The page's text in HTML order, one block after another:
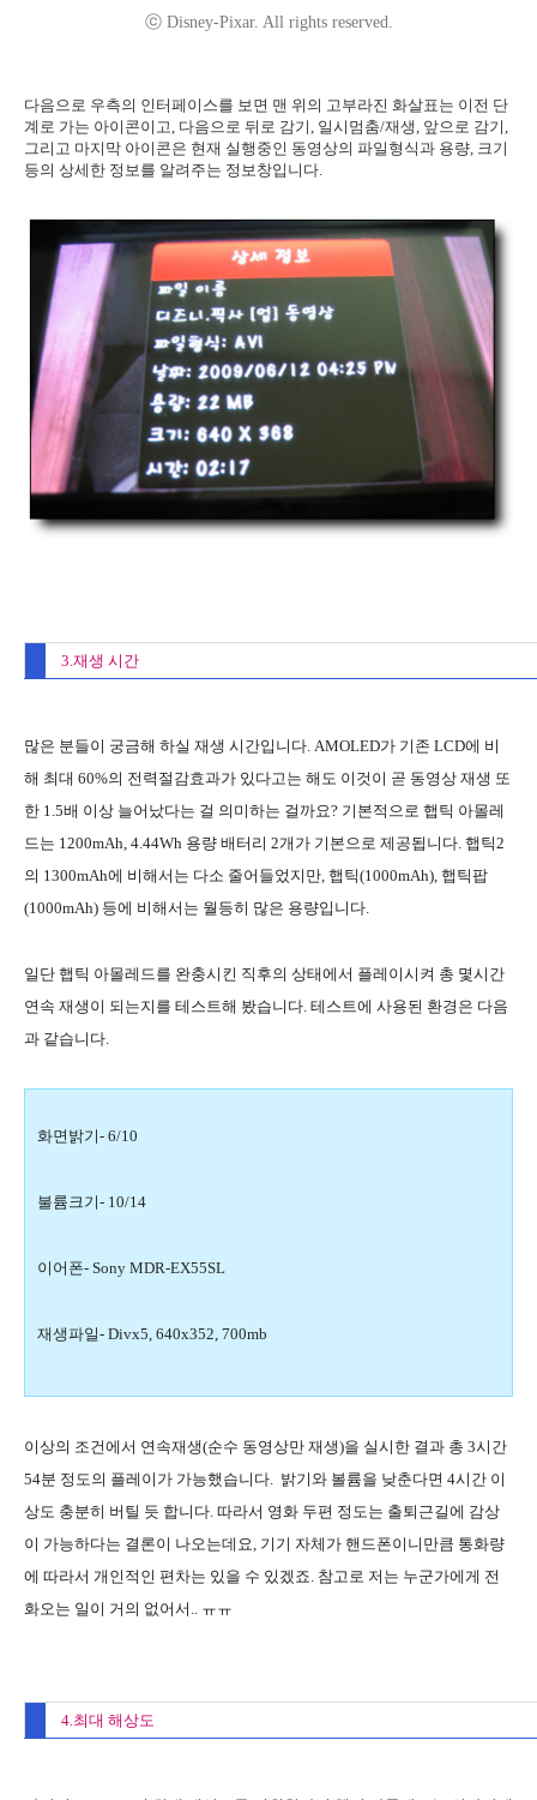
ⓒ Disney-Pixar. All rights reserved.
다음으로 우측의 인터페이스를 보면 맨 위의 고부라진 화살표는 이전 단
계로 가는 아이콘이고, 다음으로 뒤로 감기, 일시멈춤/재생, 앞으로 감기,
그리고 마지막 아이콘은 현재 실행중인 동영상의 파일형식과 용량, 크기
등의 상세한 정보를 알려주는 정보창입니다.
3.재생 시간
많은 분들이 궁금해 하실 재생 시간입니다. AMOLED가 기존 LCD에 비
해 최대 60%의 전력절감효과가 있다고는 해도 이것이 곧 동영상 재생 또
한 1.5배 이상 늘어났다는 걸 의미하는 걸까요? 기본적으로 햅틱 아몰레
드는 1200mAh, 4.44Wh 용량 배터리 2개가 기본으로 제공됩니다. 햅틱2
의 1300mAh에 비해서는 다소 줄어들었지만, 햅틱(1000mAh), 햅틱팝
(1000mAh) 등에 비해서는 월등히 많은 용량입니다.
일단 햅틱 아몰레드를 완충시킨 직후의 상태에서 플레이시켜 총 몇시간
연속 재생이 되는지를 테스트해 봤습니다. 테스트에 사용된 환경은 다음
과 같습니다.
화면밝기- 6/10
불륨크기- 10/14
이어폰- Sony MDR-EX55SL
재생파일- Divx5, 640x352, 700mb
이상의 조건에서 연속재생(순수 동영상만 재생)을 실시한 결과 총 3시간
54분 정도의 플레이가 가능했습니다. 밝기와 볼륨을 낮춘다면 4시간 이
상도 충분히 버틸 듯 합니다. 따라서 영화 두편 정도는 출퇴근길에 감상
이 가능하다는 결론이 나오는데요, 기기 자체가 핸드폰이니만큼 통화량
에 따라서 개인적인 편차는 있을 수 있겠죠. 참고로 저는 누군가에게 전
화오는 일이 거의 없어서.. ㅠㅠ
4.최대 해상도